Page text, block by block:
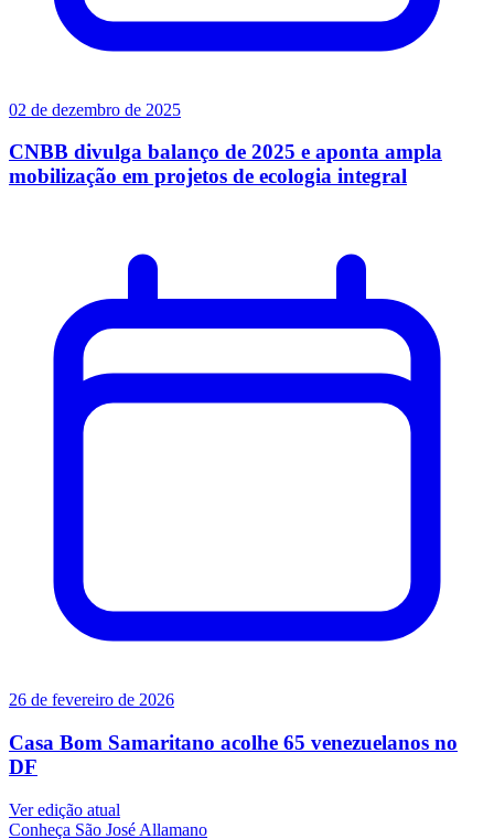
02 de dezembro de 2025
CNBB divulga balanço de 2025 e aponta ampla
mobilização em projetos de ecologia integral
26 de fevereiro de 2026
Casa Bom Samaritano acolhe 65 venezuelanos no
DF
Ver edição atual
Conheça São José Allamano